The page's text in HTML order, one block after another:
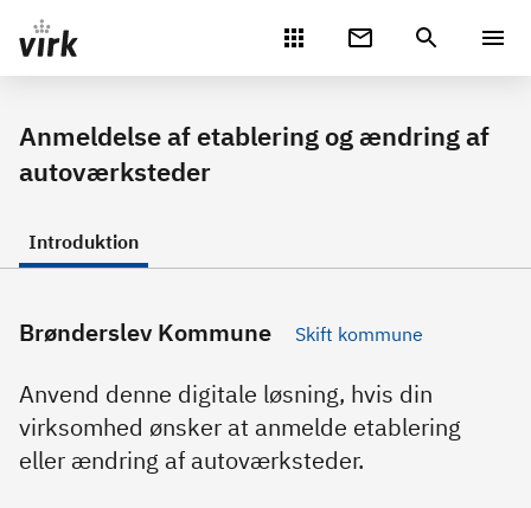
Gå direkte til indhold
Anmeldelse af etablering og ændring af
autoværksteder
Introduktion
Brønderslev Kommune Skift kommune
Anvend denne digitale løsning, hvis din
virksomhed ønsker at anmelde etablering
eller ændring af autoværksteder.